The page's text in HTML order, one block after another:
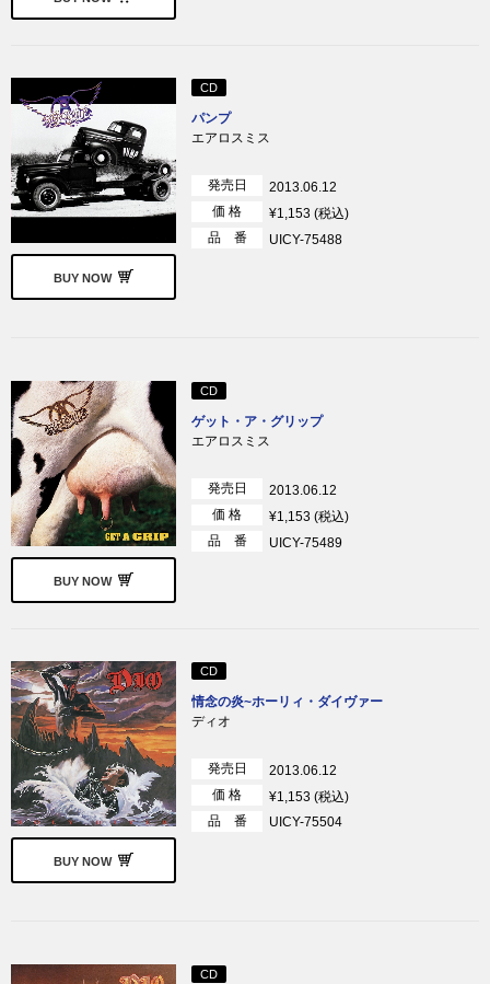
BUY NOW
CD
パンプ
エアロスミス
発売日
2013.06.12
価 格
¥1,153 (税込)
品 番
UICY-75488
BUY NOW
CD
ゲット・ア・グリップ
エアロスミス
発売日
2013.06.12
価 格
¥1,153 (税込)
品 番
UICY-75489
BUY NOW
CD
情念の炎~ホーリィ・ダイヴァー
ディオ
発売日
2013.06.12
価 格
¥1,153 (税込)
品 番
UICY-75504
CD